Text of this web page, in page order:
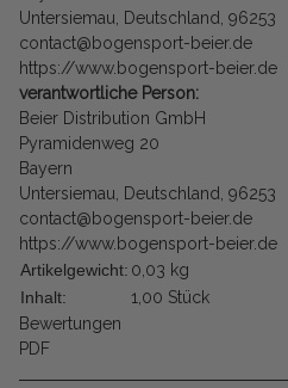
Untersiemau, Deutschland, 96253
contact@bogensport-beier.de
https://www.bogensport-beier.de
verantwortliche Person:
Beier Distribution GmbH
Pyramidenweg 20
Bayern
Untersiemau, Deutschland, 96253
contact@bogensport-beier.de
https://www.bogensport-beier.de
Artikelgewicht: 0,03 kg
Inhalt:
1,00 Stück
Bewertungen
PDF